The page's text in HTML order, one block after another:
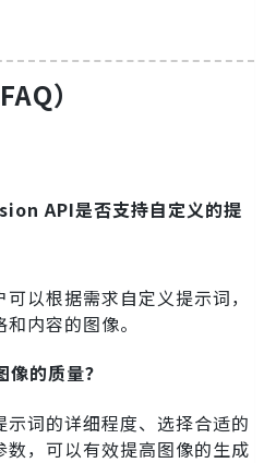
）
API是否支持自定义的提
以根据需求自定义提示词，
内容的图像。
的质量？
示词的详细程度、选择合适的
数，可以有效提高图像的生成